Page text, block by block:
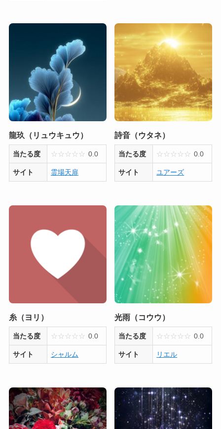
龍玖（リュウキュウ）
当たる度 ☆ ☆ ☆ ☆ ☆ 0.0
サイト 霊場天扉
詩音（ウタネ）
当たる度 ☆ ☆ ☆ ☆ ☆ 0.0
サイト ユアーズ
糸（ヨリ）
当たる度 ☆ ☆ ☆ ☆ ☆ 0.0
サイト シャルム
光雨（コウウ）
当たる度 ☆ ☆ ☆ ☆ ☆ 0.0
サイト リエル